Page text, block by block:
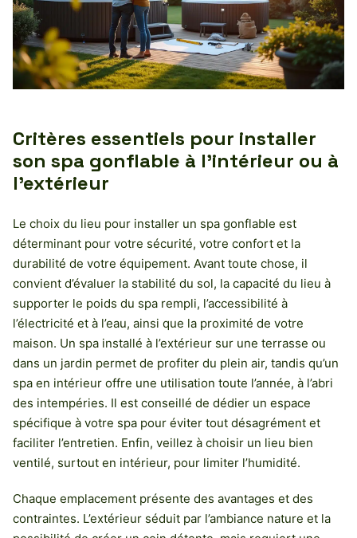
Critères essentiels pour installer
son spa gonflable à l’intérieur ou à
l’extérieur
Le choix du lieu pour installer un spa gonflable est
déterminant pour votre sécurité, votre confort et la
durabilité de votre équipement. Avant toute chose, il
convient d’évaluer la stabilité du sol, la capacité du lieu à
supporter le poids du spa rempli, l’accessibilité à
l’électricité et à l’eau, ainsi que la proximité de votre
maison. Un spa installé à l’extérieur sur une terrasse ou
dans un jardin permet de profiter du plein air, tandis qu’un
spa en intérieur offre une utilisation toute l’année, à l’abri
des intempéries. Il est conseillé de dédier un espace
spécifique à votre spa pour éviter tout désagrément et
faciliter l’entretien. Enfin, veillez à choisir un lieu bien
ventilé, surtout en intérieur, pour limiter l’humidité.
Chaque emplacement présente des avantages et des
contraintes. L’extérieur séduit par l’ambiance nature et la